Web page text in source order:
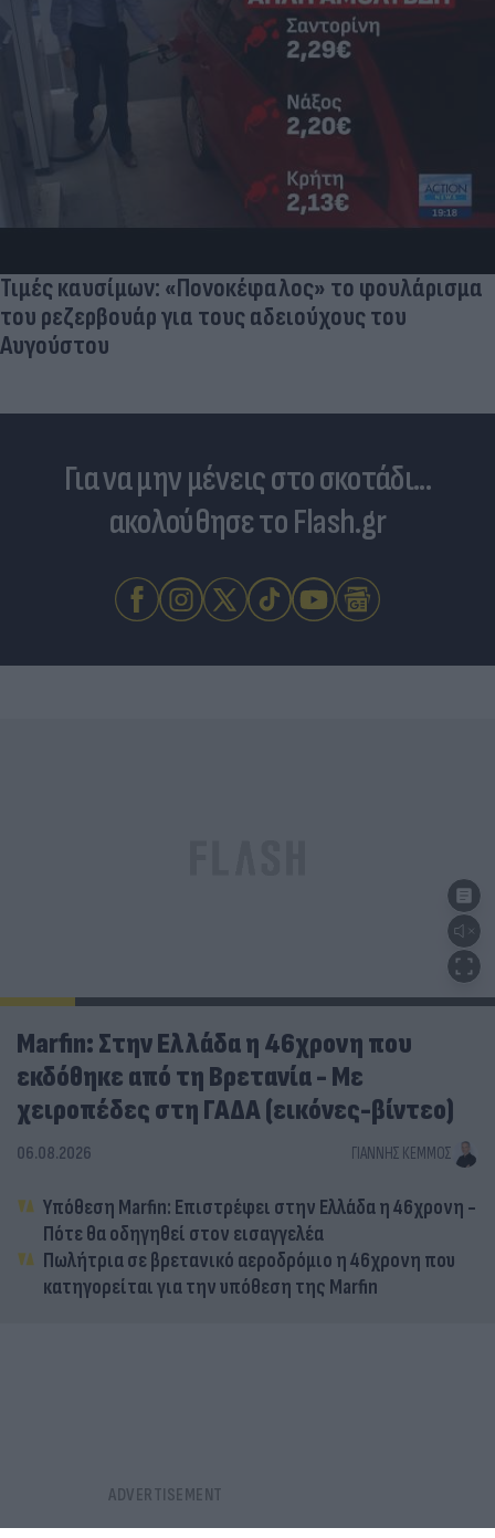
Τιμές καυσίμων: «Πονοκέφαλος» το φουλάρισμα
του ρεζερβουάρ για τους αδειούχους του
Αυγούστου
Για να μην μένεις στο σκοτάδι...
ακολούθησε το Flash.gr
Marfin: Στην Ελλάδα η 46χρονη που
εκδόθηκε από τη Βρετανία - Με
χειροπέδες στη ΓΑΔΑ (εικόνες-βίντεο)
06.08.2026 ΓΙΆΝΝΗΣ ΚΈΜΜΟΣ
Υπόθεση Marfin: Επιστρέφει στην Ελλάδα η 46χρονη -
Πότε θα οδηγηθεί στον εισαγγελέα
Πωλήτρια σε βρετανικό αεροδρόμιο η 46χρονη που
κατηγορείται για την υπόθεση της Marfin